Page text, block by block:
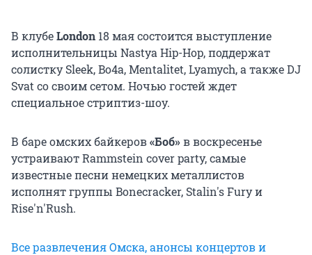
В клубеLondon 18 мая состоится выступление
исполнительницы Nastya Hip-Hop, поддержат
солистку Sleek, Bo4a, Mentalitet, Lyamych, а также DJ
Svat со своим сетом. Ночью гостей ждет
специальное стриптиз-шоу.
В баре омских байкеров«Боб»в воскресенье
устраивают Rammstein cover party, самые
известные песни немецких металлистов
исполнят группы Bonecracker, Stalin's Fury и
Rise'n'Rush.
Все развлечения Омска, анонсы концертов и